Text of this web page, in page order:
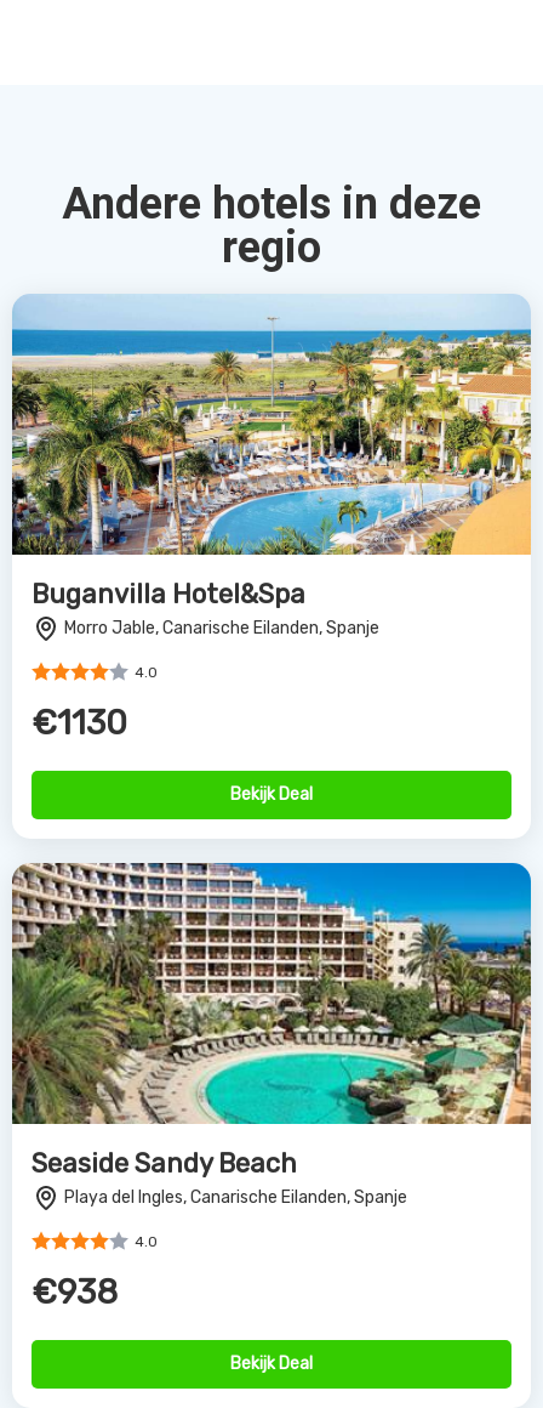
Andere hotels in deze
regio
Buganvilla Hotel&Spa
Morro Jable, Canarische Eilanden, Spanje
4.0
€1130
Bekijk Deal
Seaside Sandy Beach
Playa del Ingles, Canarische Eilanden, Spanje
4.0
€938
Bekijk Deal